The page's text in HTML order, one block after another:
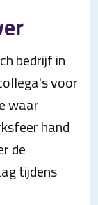
bedrijf in
voor
waar
hand
de
tijdens